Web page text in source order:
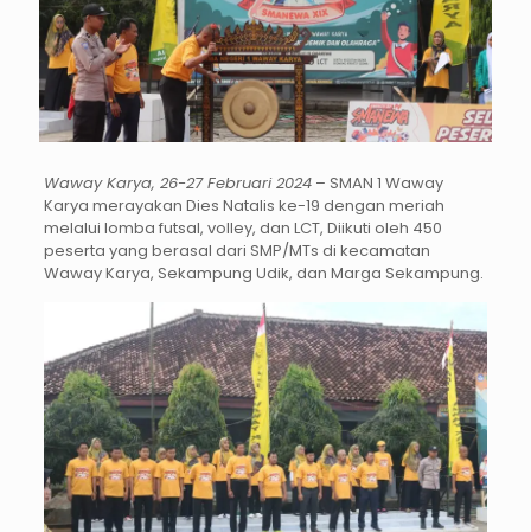
Waway Karya, 26-27 Februari 2024– SMAN 1 Waway
Karya merayakan Dies Natalis ke-19 dengan meriah
melalui lomba futsal, volley, dan LCT, Diikuti oleh 450
peserta yang berasal dari SMP/MTs di kecamatan
Waway Karya, Sekampung Udik, dan Marga Sekampung.